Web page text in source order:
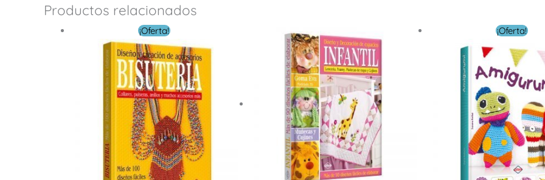
Productos relacionados
¡Oferta!
precio
original
era:
$ 22.00.
El
precio
actual
es:
$ 10.00.
¡Oferta!
precio
original
era:
$ 26.00.
El
precio
actual
es:
$ 10.00.